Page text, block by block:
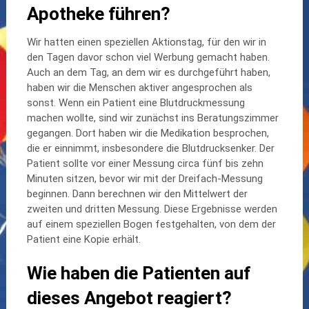
Apotheke führen?
Wir hatten einen speziellen Aktionstag, für den wir in
den Tagen davor schon viel Werbung gemacht haben.
Auch an dem Tag, an dem wir es durchgeführt haben,
haben wir die Menschen aktiver angesprochen als
sonst. Wenn ein Patient eine Blutdruckmessung
machen wollte, sind wir zunächst ins Beratungszimmer
gegangen. Dort haben wir die Medikation besprochen,
die er einnimmt, insbesondere die Blutdrucksenker. Der
Patient sollte vor einer Messung circa fünf bis zehn
Minuten sitzen, bevor wir mit der Dreifach-Messung
beginnen. Dann berechnen wir den Mittelwert der
zweiten und dritten Messung. Diese Ergebnisse werden
auf einem speziellen Bogen festgehalten, von dem der
Patient eine Kopie erhält.
Wie haben die Patienten auf
dieses Angebot reagiert?